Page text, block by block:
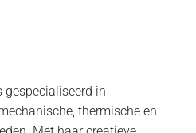
in
thermische en